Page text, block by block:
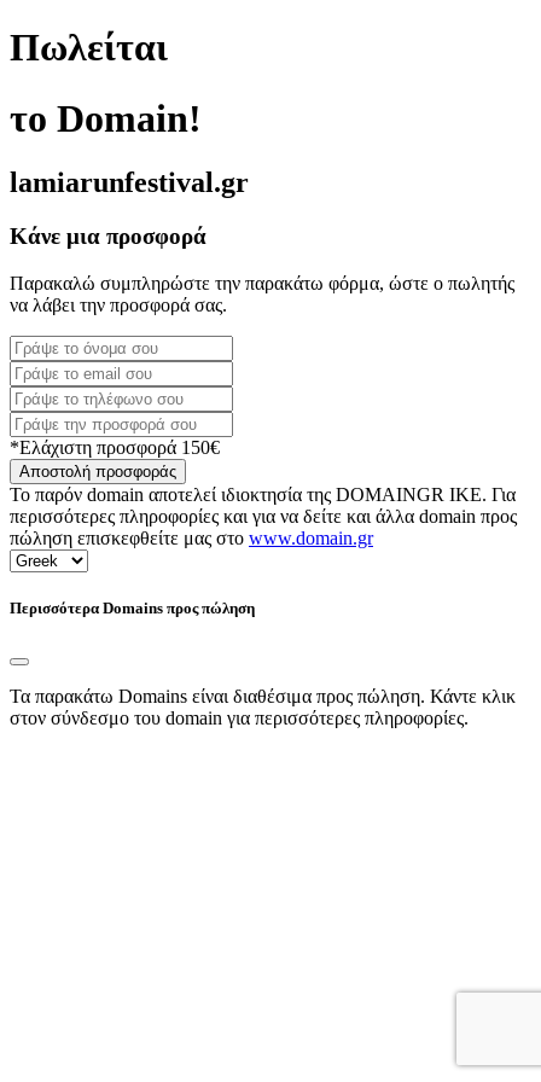
Πωλείται
το Domain!
lamiarunfestival.gr
Κάνε μια προσφορά
Παρακαλώ συμπληρώστε την παρακάτω φόρμα, ώστε ο πωλητής
να λάβει την προσφορά σας.
*Ελάχιστη προσφορά 150€
Αποστολή προσφοράς
Το παρόν domain αποτελεί ιδιοκτησία της DOMAINGR ΙΚΕ. Για
περισσότερες πληροφορίες και για να δείτε και άλλα domain προς
πώληση επισκεφθείτε μας στο www.domain.gr
Περισσότερα Domains προς πώληση
Τα παρακάτω Domains είναι διαθέσιμα προς πώληση. Κάντε κλικ
στον σύνδεσμο του domain για περισσότερες πληροφορίες.